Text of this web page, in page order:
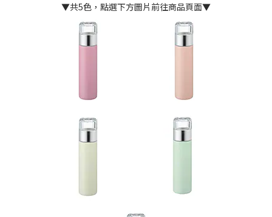
▼共5色，點選下方圖片前往商品頁面▼